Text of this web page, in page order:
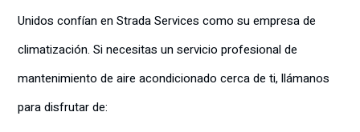
Unidos confían en Strada Services como su empresa de
climatización. Si necesitas un servicio profesional de
mantenimiento de aire acondicionado cerca de ti, llámanos
para disfrutar de: